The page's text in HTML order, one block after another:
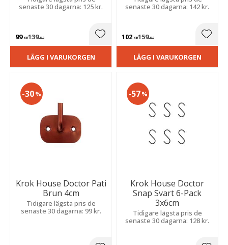
senaste 30 dagarna: 125 kr.
99KR139KR Lägg till i favoriter
LÄGG I VARUKORGEN
senaste 30 dagarna: 142 kr.
102 KR159KR
LÄGG I VARUKORGEN
Krok House Doctor Pati
Brun 4cm
Tidigare lägsta pris de
senaste 30 dagarna: 99 kr.
30%
Krok House Doctor
Snap Svart 6-Pack
3x6cm
Tidigare lägsta pris de
senaste 30 dagarna: 128 kr.
57%